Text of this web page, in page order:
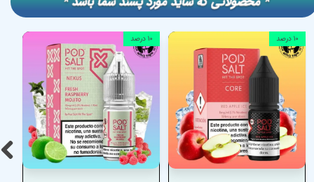
۱۰ درصد ۱۰ درصد